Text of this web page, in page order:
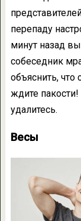
перепаду
минут назад
собеседник
объяснить, что
ждите
удалитесь.
Весы